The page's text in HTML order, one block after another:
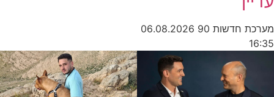
מערכת חדשות 90
06.08.2026
16:35